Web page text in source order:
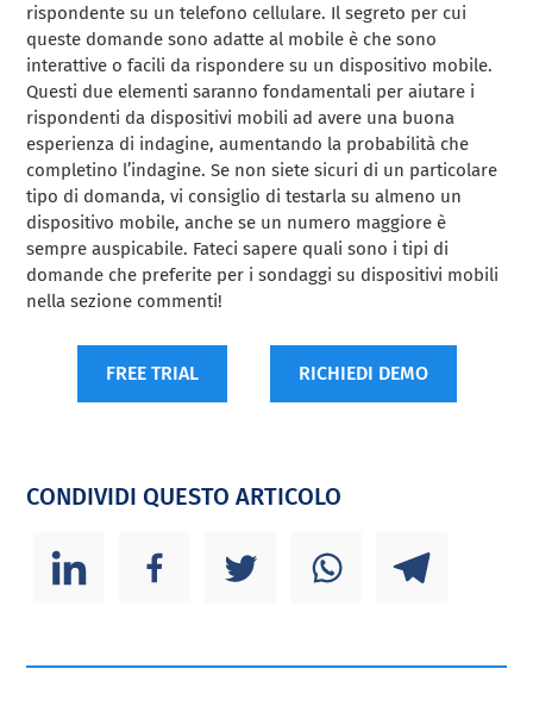
rispondente su un telefono cellulare. Il segreto per cui
queste domande sono adatte al mobile è che sono
interattive o facili da rispondere su un dispositivo mobile.
Questi due elementi saranno fondamentali per aiutare i
rispondenti da dispositivi mobili ad avere una buona
esperienza di indagine, aumentando la probabilità che
completino l’indagine. Se non siete sicuri di un particolare
tipo di domanda, vi consiglio di testarla su almeno un
dispositivo mobile, anche se un numero maggiore è
sempre auspicabile. Fateci sapere quali sono i tipi di
domande che preferite per i sondaggi su dispositivi mobili
nella sezione commenti!
FREE TRIAL RICHIEDI DEMO
CONDIVIDI QUESTO ARTICOLO